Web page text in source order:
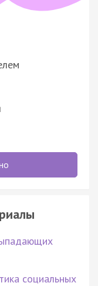
социальных